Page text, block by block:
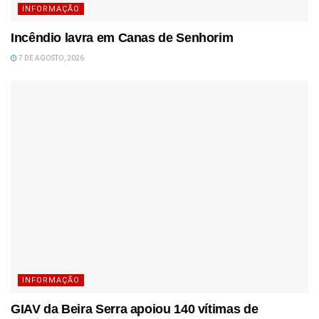
INFORMAÇÃO
Incêndio lavra em Canas de Senhorim
7 DE AGOSTO, 2026
INFORMAÇÃO
GIAV da Beira Serra apoiou 140 vítimas de